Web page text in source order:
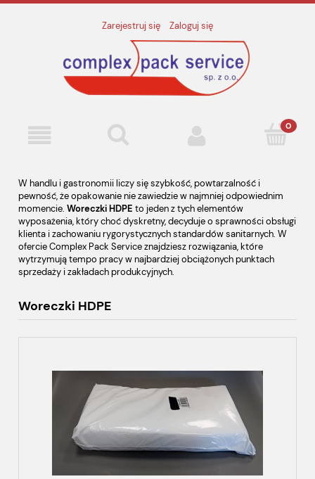
Zarejestruj się Zaloguj się
W handlu i gastronomii liczy się szybkość, powtarzalność i
pewność, że opakowanie nie zawiedzie w najmniej odpowiednim
momencie. Woreczki HDPE to jeden z tych elementów
wyposażenia, który choć dyskretny, decyduje o sprawności obsługi
klienta i zachowaniu rygorystycznych standardów sanitarnych. W
ofercie Complex Pack Service znajdziesz rozwiązania, które
wytrzymują tempo pracy w najbardziej obciążonych punktach
sprzedaży i zakładach produkcyjnych.
Woreczki HDPE